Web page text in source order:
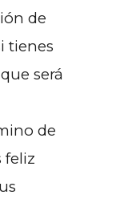
de
tienes
será
de
feliz